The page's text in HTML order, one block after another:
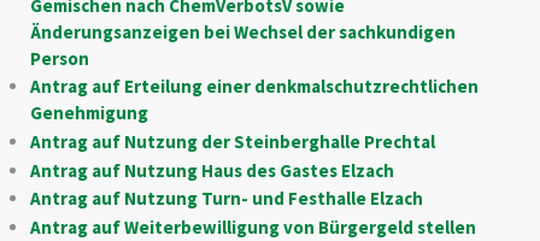
Gemischen nach ChemVerbotsV sowie
Änderungsanzeigen bei Wechsel der sachkundigen
Person
Antrag auf Erteilung einer denkmalschutzrechtlichen
Genehmigung
Antrag auf Nutzung der Steinberghalle Prechtal
Antrag auf Nutzung Haus des Gastes Elzach
Antrag auf Nutzung Turn- und Festhalle Elzach
Antrag auf Weiterbewilligung von Bürgergeld stellen